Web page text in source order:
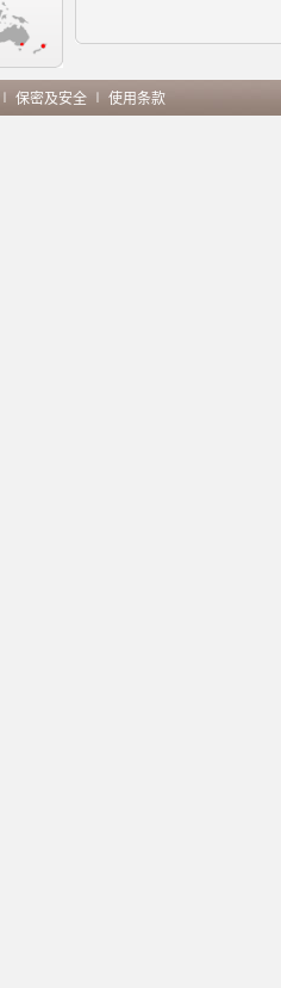
∣ 保密及安全 ∣ 使用条款